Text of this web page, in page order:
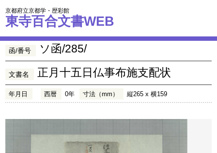
京都府立京都学・歴彩館
東寺百合文書WEB
函/番号 ソ函/285/
文書名 正月十五日仏事布施支配状
年月日 西暦 0年 寸法（mm） 縦265 x 横159